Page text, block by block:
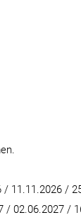
11.11.2026 /
/ 02.06.2027 /